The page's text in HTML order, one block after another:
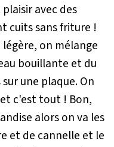
avec des
cuits sans friture !
on mélange
bouillante et du
une plaque. On
c'est tout ! Bon,
alors on va les
et de cannelle et le